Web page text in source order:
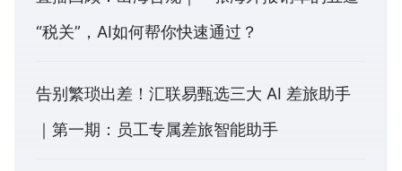
“税关”，AI如何帮你快速通过？
告别繁琐出差！汇联易甄选三大 AI 差旅助手
｜第一期：员工专属差旅智能助手